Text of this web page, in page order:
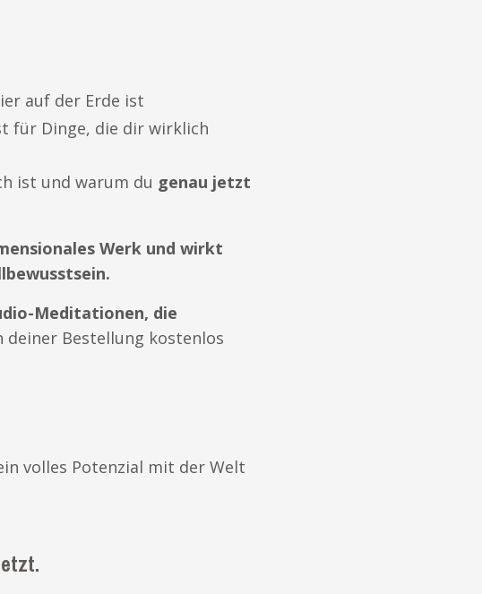
auf der Erde ist
für Dinge, die dir wirklich
ist und warum du genau jetzt
Werk und wirkt
Meditationen, die
deiner Bestellung kostenlos
volles Potenzial mit der Welt